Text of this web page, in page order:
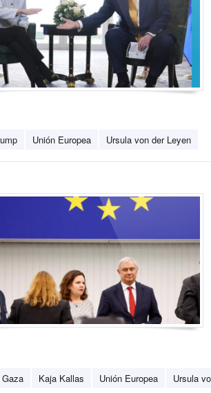
Unión Europea Ursula von der Leyen
Kaja Kallas Unión Europea Ursula